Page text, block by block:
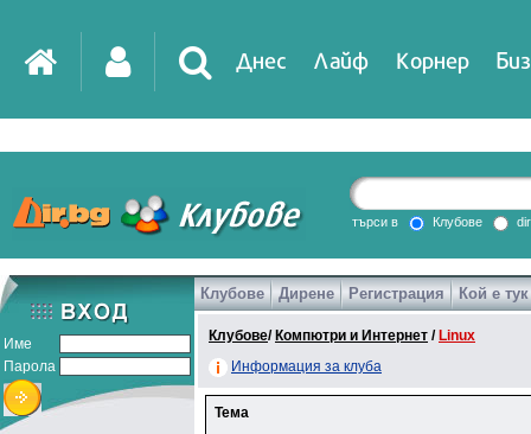
Днес Лайф Корнер
DirTV Impressio
Games
търси в Клубове
Име
Парола
Клубове Дирене Регистрация Кой е тук
Клубове/ Компютри и Интернет / Linux
Информация за клуба
Тема